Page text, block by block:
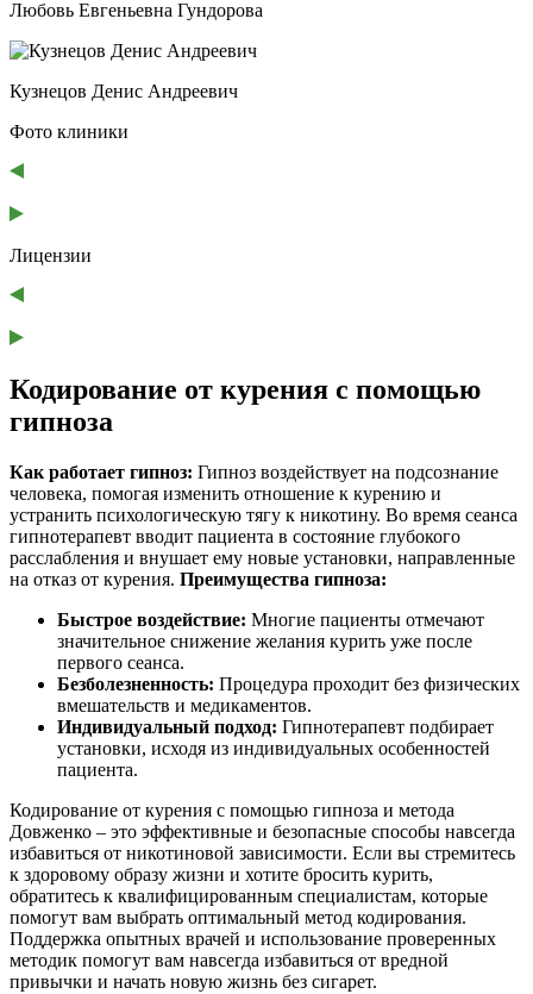
Любовь Евгеньевна Гундорова
Кузнецов Денис Андреевич
Фото клиники
Лицензии
Кодирование от курения с помощью
гипноза
Как работает гипноз: Гипноз воздействует на подсознание
человека, помогая изменить отношение к курению и
устранить психологическую тягу к никотину. Во время сеанса
гипнотерапевт вводит пациента в состояние глубокого
расслабления и внушает ему новые установки, направленные
на отказ от курения. Преимущества гипноза:
Быстрое воздействие: Многие пациенты отмечают
значительное снижение желания курить уже после
первого сеанса.
Безболезненность: Процедура проходит без физических
вмешательств и медикаментов.
Индивидуальный подход: Гипнотерапевт подбирает
установки, исходя из индивидуальных особенностей
пациента.
Кодирование от курения с помощью гипноза и метода
Довженко – это эффективные и безопасные способы навсегда
избавиться от никотиновой зависимости. Если вы стремитесь
к здоровому образу жизни и хотите бросить курить,
обратитесь к квалифицированным специалистам, которые
помогут вам выбрать оптимальный метод кодирования.
Поддержка опытных врачей и использование проверенных
методик помогут вам навсегда избавиться от вредной
привычки и начать новую жизнь без сигарет.